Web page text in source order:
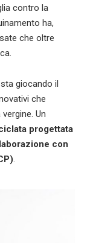
contro la
ha,
che oltre
giocando il
che
Un
progettata
con
.